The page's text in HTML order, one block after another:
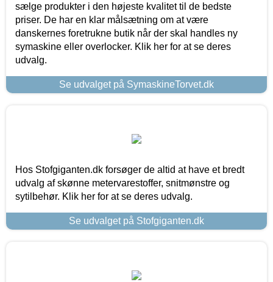
sælge produkter i den højeste kvalitet til de bedste
priser. De har en klar målsætning om at være
danskernes foretrukne butik når der skal handles ny
symaskine eller overlocker. Klik her for at se deres
udvalg.
Se udvalget på SymaskineTorvet.dk
Hos Stofgiganten.dk forsøger de altid at have et bredt
udvalg af skønne metervarestoffer, snitmønstre og
sytilbehør. Klik her for at se deres udvalg.
Se udvalget på Stofgiganten.dk